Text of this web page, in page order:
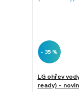
- 35 %
LG ohřev
ready) -